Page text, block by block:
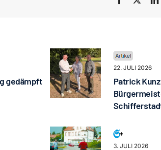
gedämpft
22. JULI 2026
Patrick
3. JULI 2026